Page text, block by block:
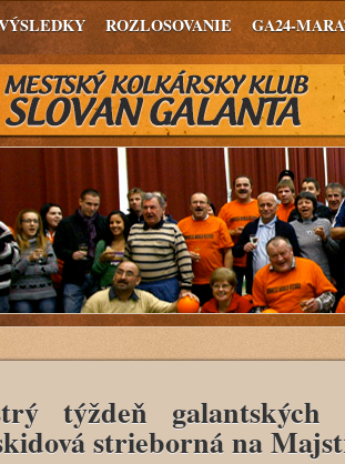
ROZLOSOVANIE GA24-
týždeň
strieborná na